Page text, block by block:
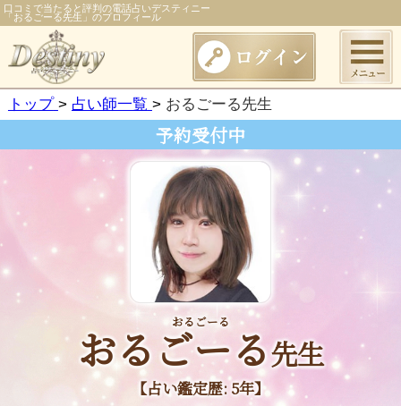
口コミで当たると評判の電話占いデスティニー
「おるごーる先生」のプロフィール
トップ 占い師一覧 おるごーる先生
予約受付中
おるごーる
おるごーる先生
【占い鑑定歴: 5年】